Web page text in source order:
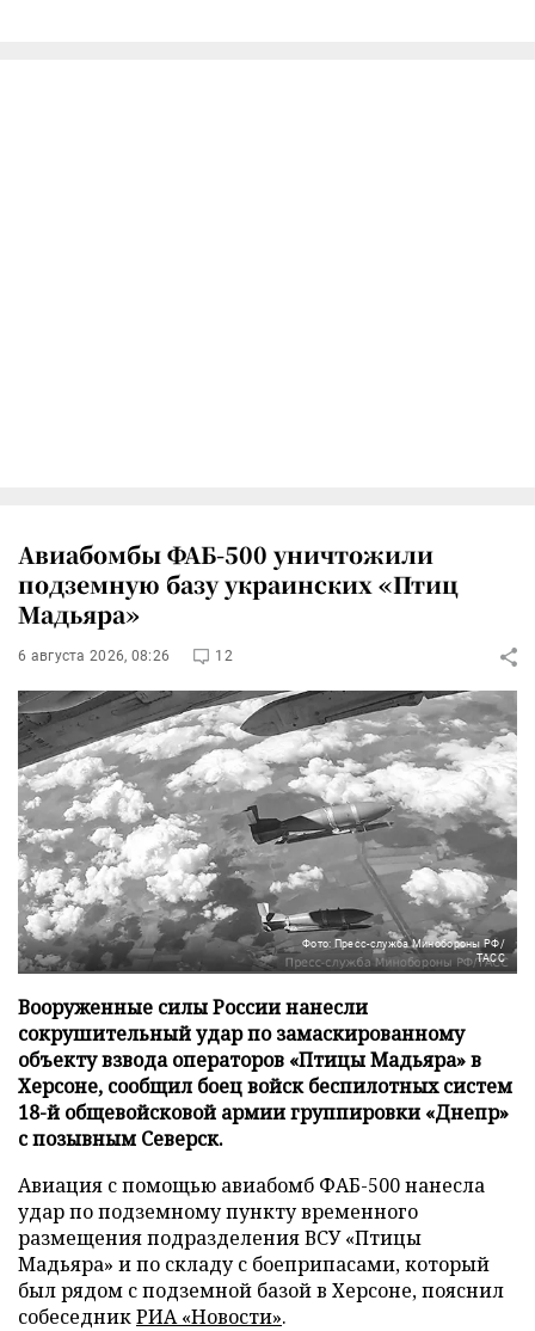
Авиабомбы ФАБ-500 уничтожили
подземную базу украинских «Птиц
Мадьяра»
6 августа 2026, 08:26 12
Фото: Пресс-служба Минобороны РФ/
ТАСС
Вооруженные силы России нанесли
сокрушительный удар по замаскированному
объекту взвода операторов «Птицы Мадьяра» в
Херсоне, сообщил боец войск беспилотных систем
18-й общевойсковой армии группировки «Днепр»
с позывным Северск.
Авиация с помощью авиабомб ФАБ-500 нанесла
удар по подземному пункту временного
размещения подразделения ВСУ «Птицы
Мадьяра» и по складу с боеприпасами, который
был рядом с подземной базой в Херсоне, пояснил
собеседникРИА «Новости».